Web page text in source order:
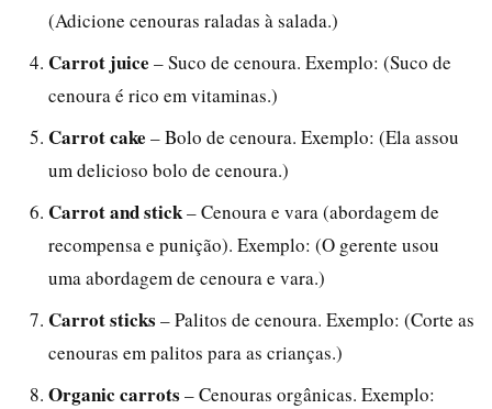
(Adicione cenouras raladas à salada.)
Carrot juice – Suco de cenoura. Exemplo: (Suco de
cenoura é rico em vitaminas.)
Carrot cake – Bolo de cenoura. Exemplo: (Ela assou
um delicioso bolo de cenoura.)
Carrot and stick– Cenoura e vara (abordagem de
recompensa e punição). Exemplo: (O gerente usou
uma abordagem de cenoura e vara.)
Carrot sticks – Palitos de cenoura. Exemplo: (Corte as
cenouras em palitos para as crianças.)
Organic carrots – Cenouras orgânicas. Exemplo: